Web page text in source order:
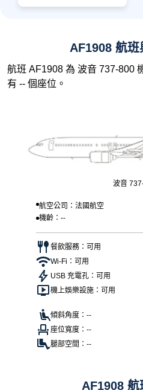
AF1908 航
航班 AF1908 為 波音 737-800
有 -- 個座位。
波音
航空公司：法國航空
機齡：--
餐飲服務：可用
Wi-Fi：可用
USB 充電孔：可用
機上娛樂設施：可用
傾斜角度：--
座位寬度：--
腿部空間：--
AF1908 航